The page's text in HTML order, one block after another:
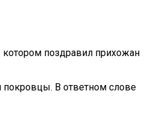
поздравил прихожан
покровцы. В ответном слове